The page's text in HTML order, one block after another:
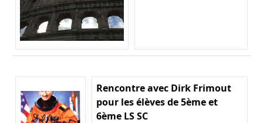
Rencontre avec Dirk Frimout
pour les élèves de 5ème et
6ème LS SC